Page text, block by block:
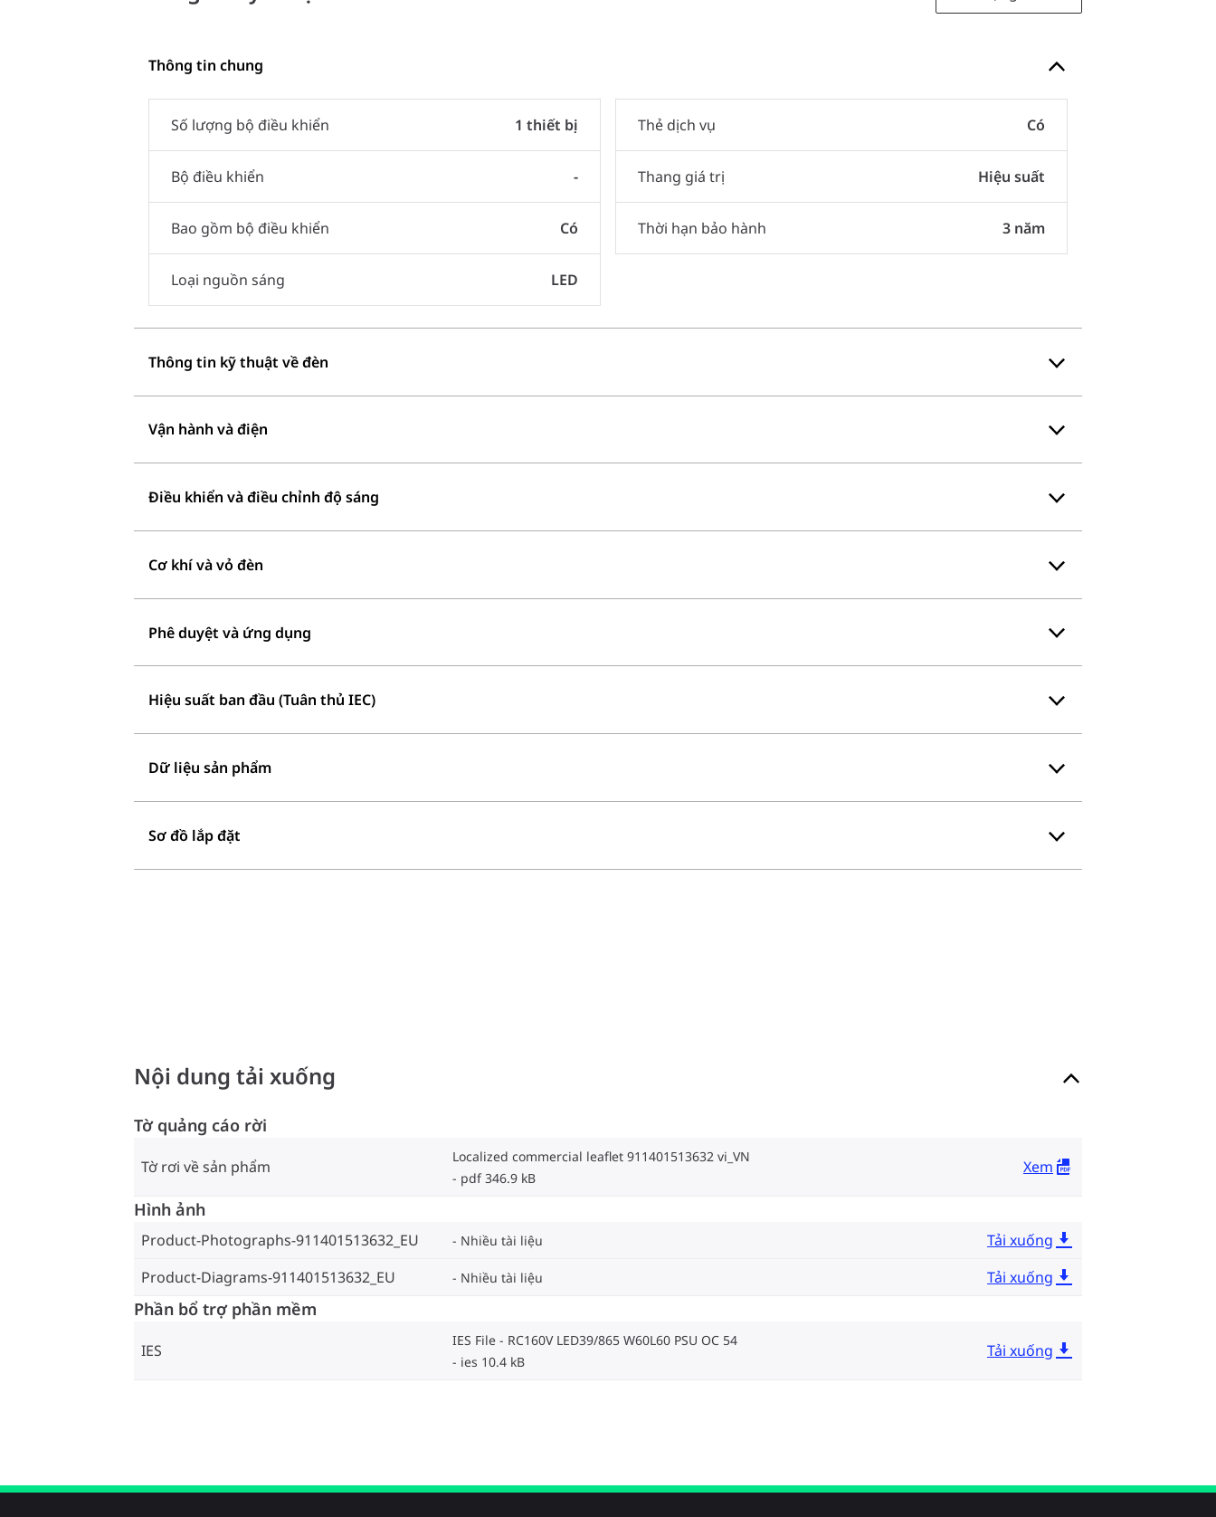
Thông tin chung
Số lượng bộ điều khiển 1 thiết bị
Bộ điều khiển -
Bao gồm bộ điều khiển Có
Loại nguồn sáng LED
Thẻ dịch vụ Có
Thang giá trị Hiệu suất
Thời hạn bảo hành 3 năm
Thông tin kỹ thuật về đèn
Vận hành và điện
Điều khiển và điều chỉnh độ sáng
Cơ khí và vỏ đèn
Phê duyệt và ứng dụng
Hiệu suất ban đầu (Tuân thủ IEC)
Dữ liệu sản phẩm
Sơ đồ lắp đặt
Nội dung tải xuống
Tờ quảng cáo rời
Tờ rơi về sản phẩm
Localized commercial leaflet 911401513632 vi_VN
pdf 346.9 kB
Xem
Hình ảnh
Product-Photographs-911401513632_EU Nhiều tài liệu
Tải xuống
Product-Diagrams-911401513632_EU
Nhiều tài liệu Tải xuống
Phần bổ trợ phần mềm
IES
IES File - RC160V LED39/865 W60L60 PSU OC 54
ies 10.4 kB
Tải xuống